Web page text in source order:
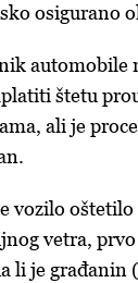
osigurano
automobile
štetu
ali je
vozilo
vetra,
li je građanin